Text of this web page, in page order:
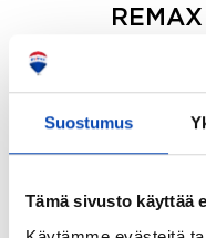
Suostumus
Tämä sivusto käyttää
ostajille.
Tee